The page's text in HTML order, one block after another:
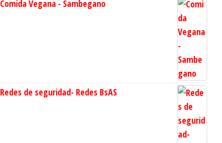
Comida Vegana - Sambegano
Redes de seguridad- Redes BsAS